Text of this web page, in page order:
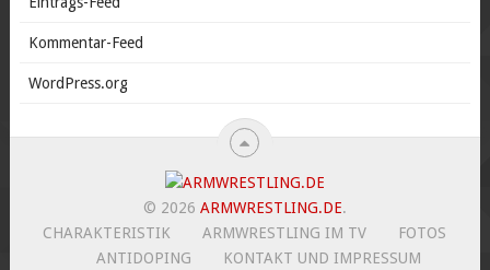
Kommentar-Feed
WordPress.org
© 2026 ARMWRESTLING.DE.
CHARAKTERISTIK
ARMWRESTLING IM TV
FOTOS
ANTIDOPING
KONTAKT UND IMPRESSUM